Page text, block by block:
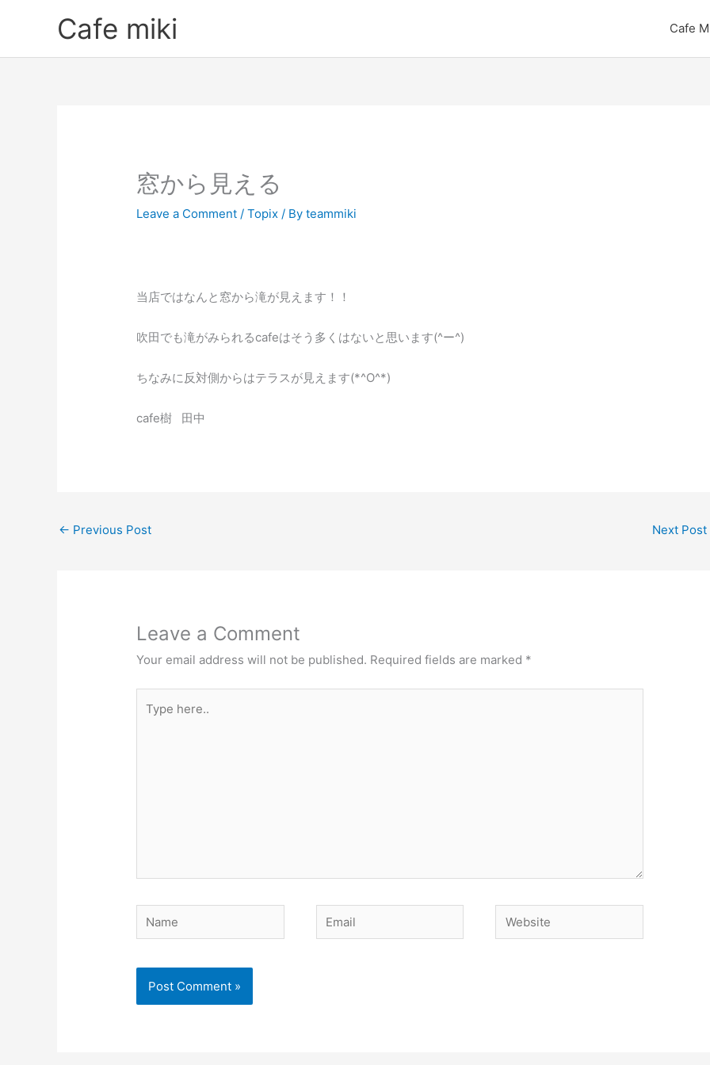
Cafe miki Cafe
窓から見える
Leave a Comment /Topix / Byteammiki
当店ではなんと窓から滝が見えます！！
吹田でも滝がみられるcafeはそう多くはないと思います(^ー^)
ちなみに反対側からはテラスが見えます(*^O^*)
cafe樹 田中
← Previous Post Next Post
Leave a Comment
Your email address will not be published. Required fields are marked *
here..
Name Email Website